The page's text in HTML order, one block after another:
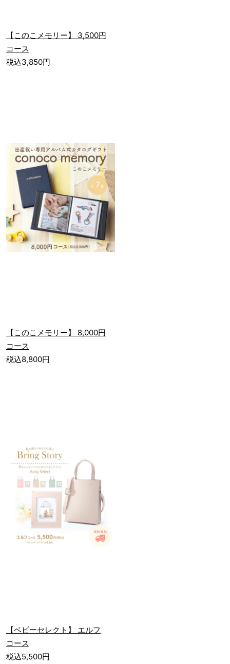
【このこメモリー】 3,500円
コース
税込3,850円
【このこメモリー】 8,000円
コース
税込8,800円
【ベビーセレクト】 エルフ
コース
税込5,500円